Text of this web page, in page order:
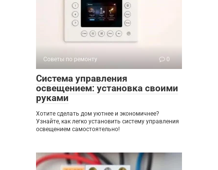
Советы по ремонту 0
Система управления
освещением: установка своими
руками
Хотите сделать дом уютнее и экономичнее?
Узнайте, как легко установить систему управления
освещением самостоятельно!